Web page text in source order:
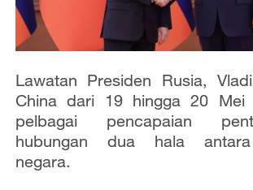
Lawatan Presiden Rusia,
China dari 19 hingga 20 Mei
pelbagai pencapaian
hubungan dua hala
negara.